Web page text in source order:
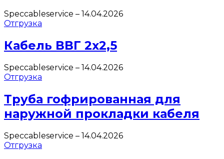
Speccableservice – 14.04.2026
Отгрузка
Кабель ВВГ 2х2,5
Speccableservice – 14.04.2026
Отгрузка
Труба гофрированная для
наружной прокладки кабеля
Speccableservice – 14.04.2026
Отгрузка